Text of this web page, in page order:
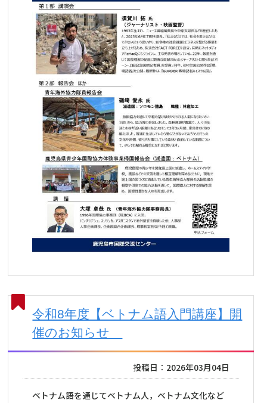
令和8年度【ベトナム語入門講座】開
催のお知らせ
投稿日：2026年03月04日
ベトナム語を通じてベトナム人，ベトナム文化など